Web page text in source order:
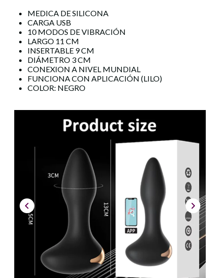
MEDICA DE SILICONA
CARGA USB
10 MODOS DE VIBRACIÓN
LARGO 11 CM
INSERTABLE 9 CM
DIÁMETRO 3 CM
CONEXION A NIVEL MUNDIAL
FUNCIONA CON APLICACIÓN (LILO)
COLOR: NEGRO